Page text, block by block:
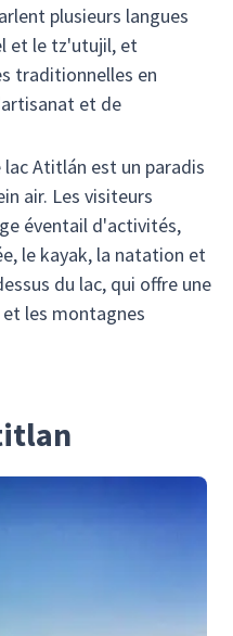
plusieurs langues
et le tz'utujil, et
traditionnelles en
et de
Atitlán est un paradis
air. Les visiteurs
éventail d'activités,
le kayak, la natation et
du lac, qui offre une
les montagnes